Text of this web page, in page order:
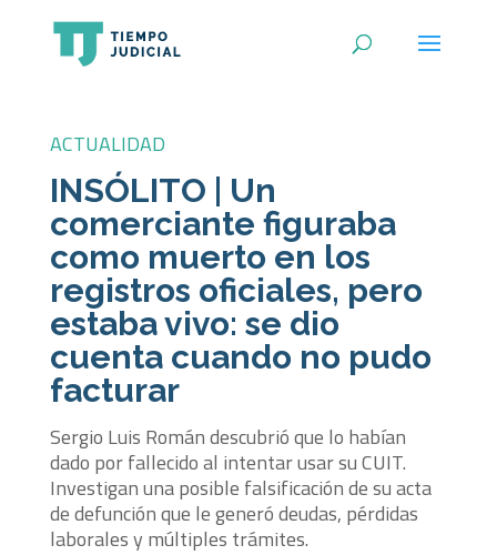
ACTUALIDAD
INSÓLITO | Un
comerciante figuraba
como muerto en los
registros oficiales, pero
estaba vivo: se dio
cuenta cuando no pudo
facturar
Sergio Luis Román descubrió que lo habían
dado por fallecido al intentar usar su CUIT.
Investigan una posible falsificación de su acta
de defunción que le generó deudas, pérdidas
laborales y múltiples trámites.